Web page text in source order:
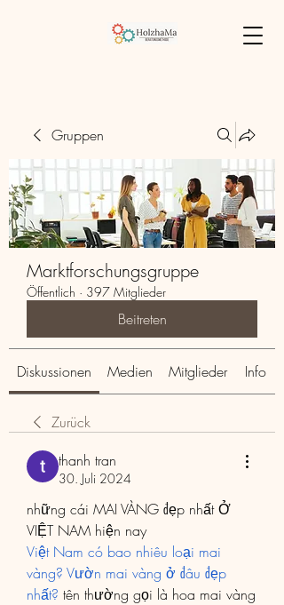
Gruppen
Marktforschungsgruppe
Öffentlich · 397 Mitglieder
Beitreten
Diskussionen Medien Mitglieder Info
Zurück
thanh tran
30. Juli 2024
những cái MAI VÀNG đẹp nhất Ở
VIỆT NAM hiện nay
Việt Nam có bao nhiêu loại mai
vàng? Vườn mai vàng ở đâu đẹp
nhất? tên thường gọi là hoa mai vàng